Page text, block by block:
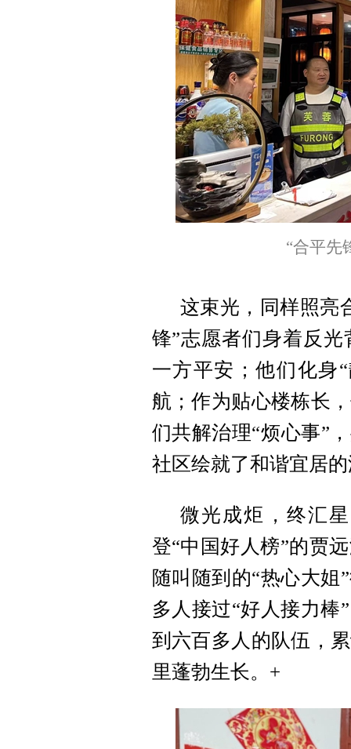
“合平先
这束光，同样照亮
锋”志愿者们身着反
一方平安；他们化身
航；作为贴心楼栋长
们共解治理“烦心事”
社区绘就了和谐宜居
微光成炬，终汇
登“中国好人榜”的贾
随叫随到的“热心大
多人接过“好人接力棒
到六百多人的队伍，
里蓬勃生长。+